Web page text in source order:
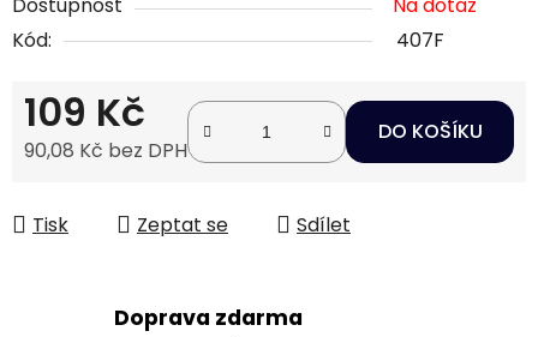
Kód:
407F
109 Kč
90,08 Kč bez DPH
DO KOŠÍKU
Tisk Zeptat se Sdílet
Doprava zdarma